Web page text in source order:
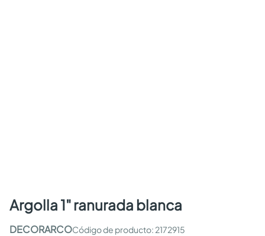
argolla 1" ranurada blanca
DECORARCO : 2172915